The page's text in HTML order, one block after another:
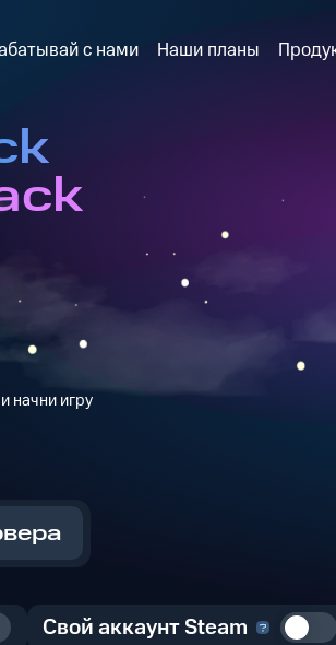
с нами Наши планы
начни игру
Свой аккаунт Steam